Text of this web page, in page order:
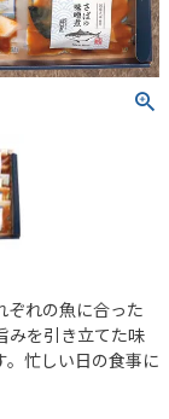
ぞれの魚に合った
みを引き立てた味
。忙しい日の食事に